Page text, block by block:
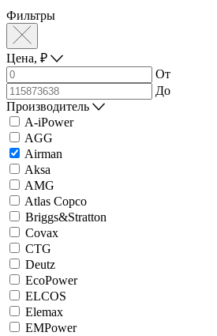
Фильтры
Цена, ₽
От
До
Производитель
A-iPower
AGG
Airman
Aksa
AMG
Atlas Copco
Briggs&Stratton
Covax
CTG
Deutz
EcoPower
ELCOS
Elemax
EMPower